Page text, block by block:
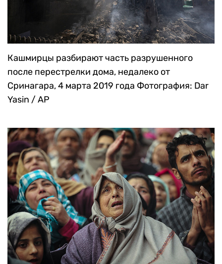
Кашмирцы разбирают часть разрушенного
после перестрелки дома, недалеко от
Сринагара, 4 марта 2019 года Фотография: Dar
Yasin / AP